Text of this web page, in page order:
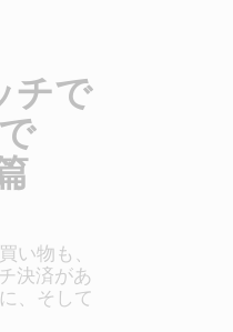
チで
い物も、
決済があ
、そして